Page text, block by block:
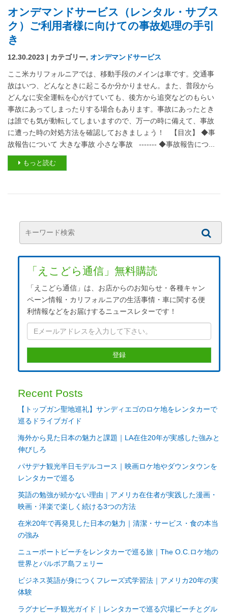
オンデマンドサービス（レンタル・サブス
ク）ご利用者様に向けての事故処理の手引
き
12.30.2023 | カテゴリー, オンデマンドサービス
ここ米カリフォルニアでは、移動手段のメインは車です。交通事
故はいつ、どんなときに起こるか分かりません。また、普段から
どんなに安全運転を心がけていても、後方から追突などのもらい
事故にあってしまったりする場合もあります。事故にあったとき
は誰でも気が動転してしまいますので、万一の時に備えて、事故
に遭った時の対処方法を確認しておきましょう！ 【目次】 ◆事
故報告について 大きな事故 小さな事故 ------- ◆事故報告につ...
もっと読む
「えこどら通信」無料購読
「えこどら通信」は、お店からのお知らせ・各種キャン
ペーン情報・カリフォルニアの生活事情・車に関する便
利情報などをお届けするニュースレターです！
Recent Posts
【トップガン聖地巡礼】サンディエゴのロケ地をレンタカーで
巡るドライブガイド
海外から見た日本の魅力と課題｜LA在住20年が実感した強みと
伸びしろ
パサデナ観光半日モデルコース｜映画ロケ地やダウンタウンを
レンタカーで巡る
英語の勉強が続かない理由｜アメリカ在住者が実践した漫画・
映画・洋楽で楽しく続ける3つの方法
在米20年で再発見した日本の魅力｜清潔・サービス・食の本当
の強み
ニューポートビーチをレンタカーで巡る旅｜The O.C.ロケ地の
世界とバルボア島フェリー
ビジネス英語が身につくフレーズ式学習法｜アメリカ20年の実
体験
ラグナビーチ観光ガイド｜レンタカーで巡る穴場ビーチとグル